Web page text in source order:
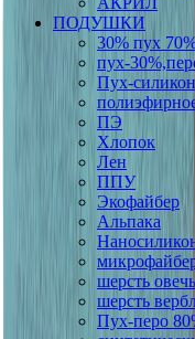
ПОДУШКИ
30% пух
пух-
Пух-
ПЭ
Хлопок
Лен
ППУ
Экофайбер
Альпака
шерсть
шерсть
Пух-перо